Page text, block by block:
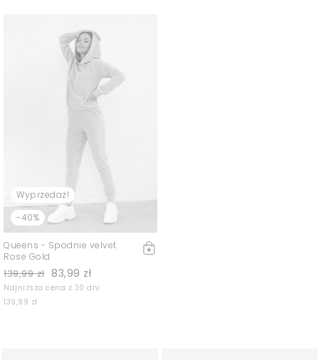
Wyprzedaż!
-40%
Queens - Spodnie velvet
Rose Gold
139,99 zł 83,99 zł
Najniższa cena z 30 dni
139,99 zł